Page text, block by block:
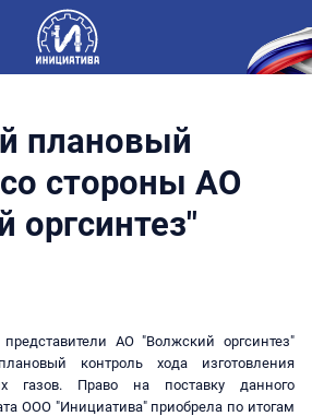
плановый
стороны АО
оргсинтез"
АО "Волжский оргсинтез"
контроль хода изготовления
газов. Право на поставку данного
ООО "Инициатива" приобрела по итогам